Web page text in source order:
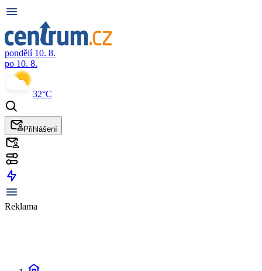
pondělí 10. 8.
po 10. 8.
32°C
Přihlášení
Reklama